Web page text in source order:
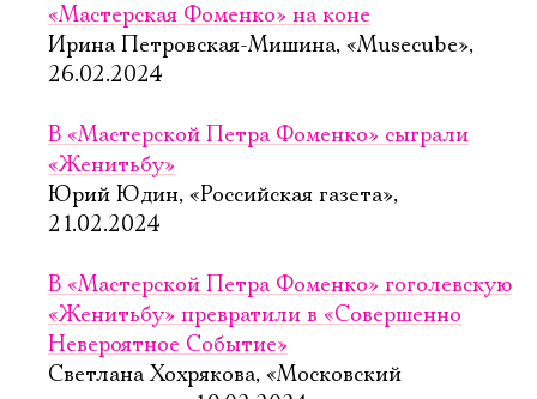
«Мастерская Фоменко» на коне
Ирина Петровская-Мишина, «Musecube»,
26.02.2024
В «Мастерской Петра Фоменко» сыграли
«Женитьбу»
Юрий Юдин, «Российская газета»,
21.02.2024
В «Мастерской Петра Фоменко» гоголевскую
«Женитьбу» превратили в «Совершенно
Невероятное Событие»
Светлана Хохрякова, «Московский